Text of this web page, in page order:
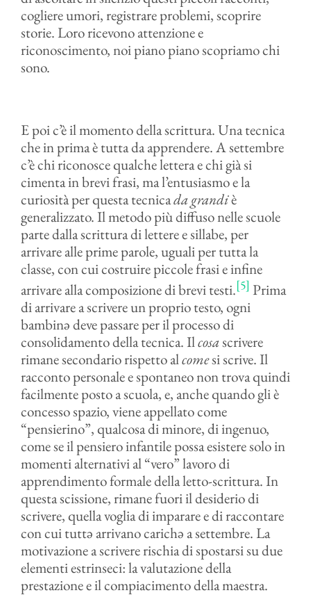
cogliere umori, registrare problemi, scoprire
storie. Loro ricevono attenzione e
riconoscimento, noi piano piano scopriamo chi
sono.
E poi c’è il momento della scrittura. Una tecnica
che in prima è tutta da apprendere. A settembre
c’è chi riconosce qualche lettera e chi già si
cimenta in brevi frasi, ma l’entusiasmo e la
curiosità per questa tecnicada grandiè
generalizzato. Il metodo più diffuso nelle scuole
parte dalla scrittura di lettere e sillabe, per
arrivare alle prime parole, uguali per tutta la
classe, con cui costruire piccole frasi e infine
arrivare alla composizione di brevi testi.[5] Prima
di arrivare a scrivere un proprio testo, ogni
bambinə deve passare per il processo di
consolidamento della tecnica. Ilcosascrivere
rimane secondario rispetto alcomesi scrive. Il
racconto personale e spontaneo non trova quindi
facilmente posto a scuola, e, anche quando gli è
concesso spazio, viene appellato come
“pensierino”, qualcosa di minore, di ingenuo,
come se il pensiero infantile possa esistere solo in
momenti alternativi al “vero” lavoro di
apprendimento formale della letto-scrittura. In
questa scissione, rimane fuori il desiderio di
scrivere, quella voglia di imparare e di raccontare
con cui tuttə arrivano carichə a settembre. La
motivazione a scrivere rischia di spostarsi su due
elementi estrinseci: la valutazione della
prestazione e il compiacimento della maestra.